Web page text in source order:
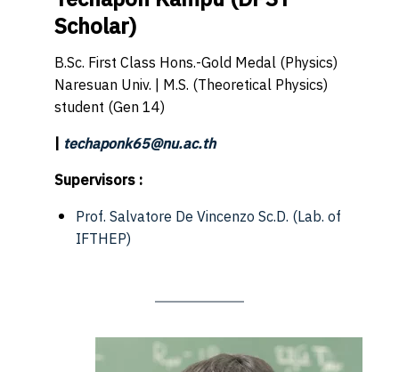
Scholar)
B.Sc. First Class Hons.-Gold Medal (Physics)
Naresuan Univ. | M.S. (Theoretical Physics)
student (Gen 14)
| techaponk65@nu.ac.th
Supervisors :
Prof. Salvatore De Vincenzo Sc.D. (Lab. of
IFTHEP)